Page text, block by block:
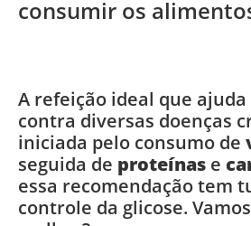
consumir os
A refeição ideal que
contra diversas doenças
iniciada pelo consumo de
seguida de proteínas e
essa recomendação tem
controle da glicose.